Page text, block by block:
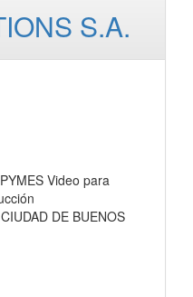
S.A.
Video para
DE BUENOS